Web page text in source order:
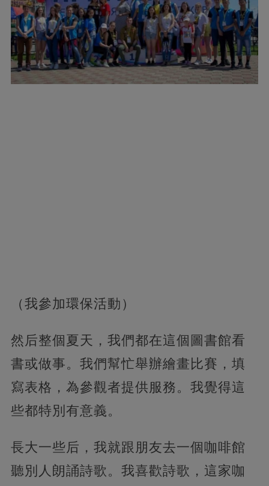
（我參加環保活動）
然后整個夏天，我們都在這個圖書館看
書或做事。我們幫忙舉辦繪畫比賽，填
寫表格，為參觀者提供服務。我覺得這
些都特別有意義。
長大一些后，我就跟朋友去一個咖啡館
聽別人朗誦詩歌。我喜歡詩歌，這家咖